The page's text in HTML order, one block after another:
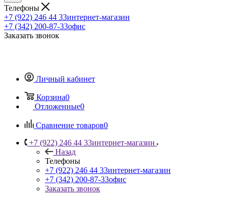
Телефоны
+7 (922) 246 44 33интернет-магазин
+7 (342) 200-87-33офис
Заказать звонок
Личный кабинет
Корзина0
Отложенные0
Сравнение товаров0
+7 (922) 246 44 33интернет-магазин
Назад
Телефоны
+7 (922) 246 44 33интернет-магазин
+7 (342) 200-87-33офис
Заказать звонок